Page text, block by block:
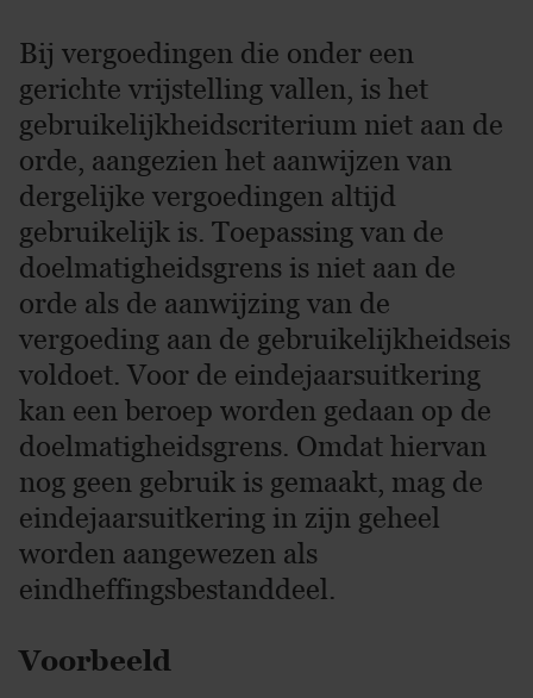
Bij vergoedingen die onder een
gerichte vrijstelling vallen, is het
gebruikelijkheidscriterium niet aan de
orde, aangezien het aanwijzen van
dergelijke vergoedingen altijd
gebruikelijk is. Toepassing van de
doelmatigheidsgrens is niet aan de
orde als de aanwijzing van de
vergoeding aan de gebruikelijkheidseis
voldoet. Voor de eindejaarsuitkering
kan een beroep worden gedaan op de
doelmatigheidsgrens. Omdat hiervan
nog geen gebruik is gemaakt, mag de
eindejaarsuitkering in zijn geheel
worden aangewezen als
eindheffingsbestanddeel.
Voorbeeld